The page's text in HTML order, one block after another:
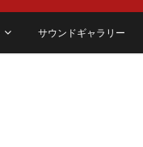
サウンドギャラリー